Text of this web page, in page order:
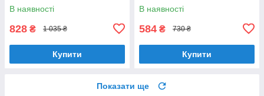
В наявності
828 ₴ 1 035 ₴
Купити
В наявності
584 ₴ 730 ₴
Купити
Показати ще